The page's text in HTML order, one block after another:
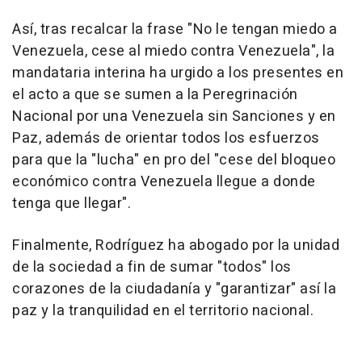
Así, tras recalcar la frase "No le tengan miedo a
Venezuela, cese al miedo contra Venezuela", la
mandataria interina ha urgido a los presentes en
el acto a que se sumen a la Peregrinación
Nacional por una Venezuela sin Sanciones y en
Paz, además de orientar todos los esfuerzos
para que la "lucha" en pro del "cese del bloqueo
económico contra Venezuela llegue a donde
tenga que llegar".
Finalmente, Rodríguez ha abogado por la unidad
de la sociedad a fin de sumar "todos" los
corazones de la ciudadanía y "garantizar" así la
paz y la tranquilidad en el territorio nacional.